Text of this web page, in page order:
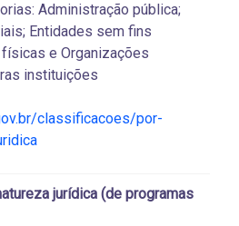
Administração pública;
Entidades sem fins
e Organizações
instituições
classificacoes/por-
jurídica (de programas